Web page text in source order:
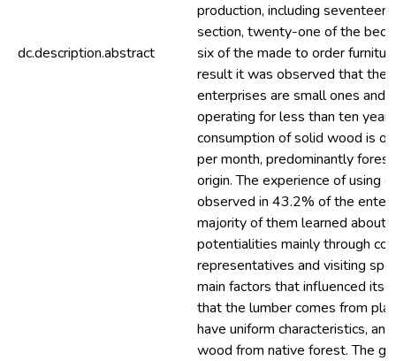
dc.description.abstract
production, including
section, twenty-one of the
six of the made to order
result it was observed that the
enterprises are small ones and
operating for less than ten
consumption of solid wood is
per month, predominantly
origin. The experience of using
observed in 43.2% of the
majority of them learned about
potentialities mainly through
representatives and visiting
main factors that influenced its
that the lumber comes from
have uniform characteristics,
wood from native forest. The